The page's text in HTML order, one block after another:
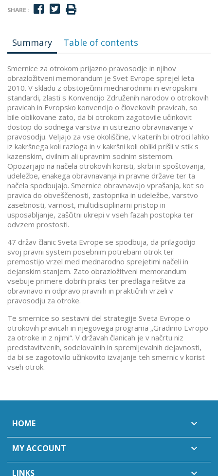
SHARE :
Summary Table of contents
Smernice za otrokom prijazno pravosodje in njihov
obrazložitveni memorandum je Svet Evrope sprejel leta
2010. V skladu z obstoječimi mednarodnimi in evropskimi
standardi, zlasti s Konvencijo Združenih narodov o otrokovih
pravicah in Evropsko konvencijo o človekovih pravicah, so
bile oblikovane zato, da bi otrokom zagotovile učinkovit
dostop do sodnega varstva in ustrezno obravnavanje v
pravosodju. Veljajo za vse okoliščine, v katerih bi otroci lahko
iz kakršnega koli razloga in v kakršni koli obliki prišli v stik s
kazenskim, civilnim ali upravnim sodnim sistemom.
Opozarjajo na načela otrokovih koristi, skrbi in spoštovanja,
udeležbe, enakega obravnavanja in pravne države ter ta
načela spodbujajo. Smernice obravnavajo vprašanja, kot so
pravica do obveščenosti, zastopnika in udeležbe, varstvo
zasebnosti, varnost, multidisciplinarni pristop in
usposabljanje, zaščitni ukrepi v vseh fazah postopka ter
odvzem prostosti.
47 držav članic Sveta Evrope se spodbuja, da prilagodijo
svoj pravni system posebnim potrebam otrok ter
premostijo vrzel med mednarodno sprejetimi načeli in
dejanskim stanjem. Zato obrazložitveni memorandum
vsebuje primere dobrih praks ter predlaga rešitve za
obravnavo in odpravo pravnih in praktičnih vrzeli v
pravosodju za otroke.
Te smernice so sestavni del strategije Sveta Evrope o
otrokovih pravicah in njegovega programa „Gradimo Evropo
za otroke in z njimi“. V državah članicah je v načrtu niz
predstavitvenih, sodelovalnih in spremljevalnih dejavnosti,
da bi se zagotovilo učinkovito izvajanje teh smernic v korist
vseh otrok.
HOME 
MY ACCOUNT 
LINKS 